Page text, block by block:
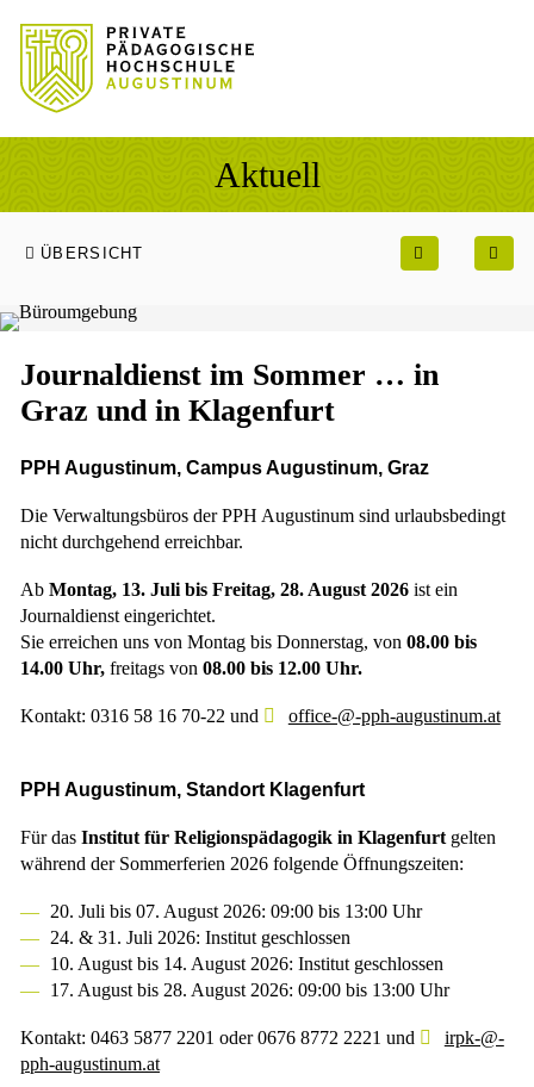
Sprung zum Hauptinhalt
Sprung zur Fusszeile
Aktuell
ÜBERSICHT
Journaldienst im Sommer … in
Graz und in Klagenfurt
PPH Augustinum, Campus Augustinum, Graz
Die Verwaltungsbüros der PPH Augustinum sind urlaubsbedingt
nicht durchgehend erreichbar.
Ab Montag, 13. Juli bis Freitag, 28. August 2026 ist ein
Journaldienst eingerichtet.
Sie erreichen uns von Montag bis Donnerstag, von 08.00 bis
14.00 Uhr, freitags von 08.00 bis 12.00 Uhr.
Kontakt: 0316 58 16 70-22 und office-@-pph-augustinum.at
PPH Augustinum, Standort Klagenfurt
Für das Institut für Religionspädagogik in Klagenfurt gelten
während der Sommerferien 2026 folgende Öffnungszeiten:
20. Juli bis 07. August 2026: 09:00 bis 13:00 Uhr
24. & 31. Juli 2026: Institut geschlossen
10. August bis 14. August 2026: Institut geschlossen
17. August bis 28. August 2026: 09:00 bis 13:00 Uhr
Kontakt: 0463 5877 2201 oder 0676 8772 2221 und
irpk-@-
pph-augustinum.at